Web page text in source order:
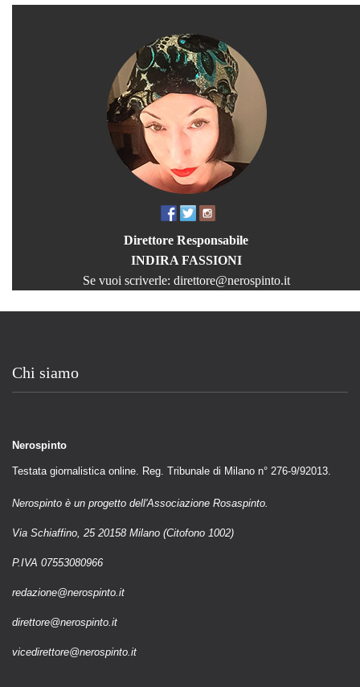
Direttore Responsabile
INDIRA FASSIONI
Se vuoi scriverle: direttore@nerospinto.it
Chi siamo
Nerospinto
Testata giornalistica online. Reg. Tribunale di Milano n° 276-9/92013.
Nerospinto è un progetto dell'Associazione Rosaspinto.
Via Schiaffino, 25 20158 Milano (Citofono 1002)
P.IVA 07553080966
redazione@nerospinto.it
direttore@nerospinto.it
vicedirettore@nerospinto.it